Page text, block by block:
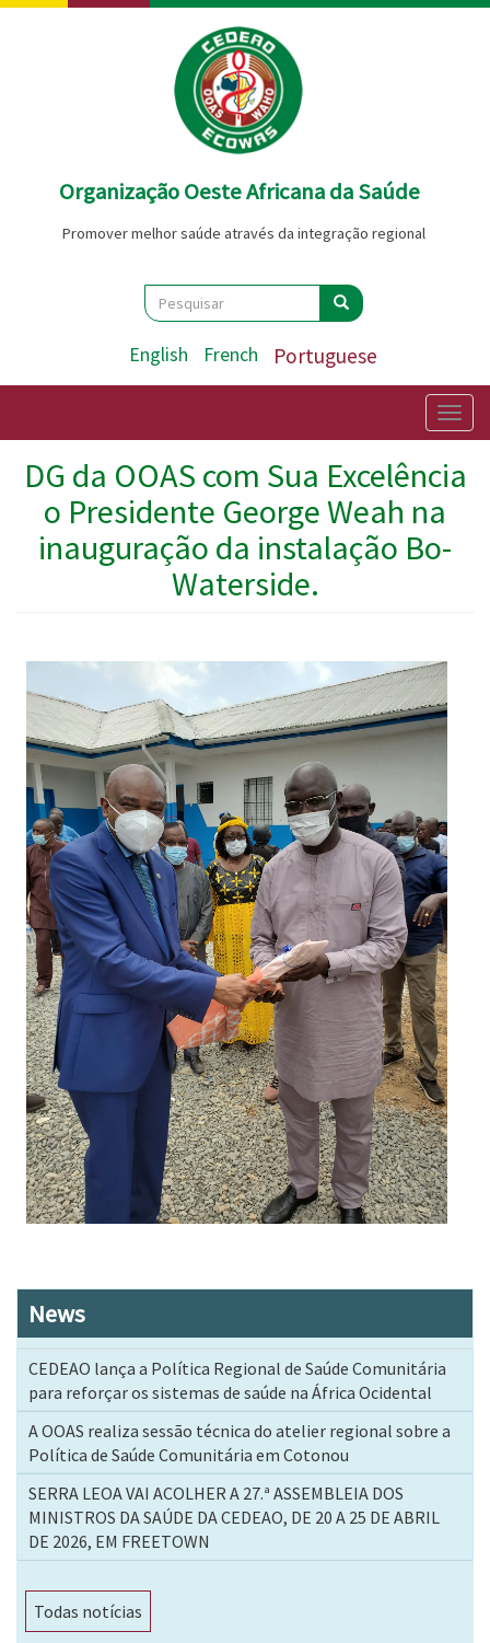
Passar
Organização Oeste Africana da Saúde
Promover melhor saúde através da integração regional
Search
Pesquisar Pesquisar
English French Portuguese
DG da OOAS com Sua Excelência
o Presidente George Weah na
inauguração da instalação Bo-
Waterside.
News
CEDEAO lança a Política Regional de Saúde Comunitária
para reforçar os sistemas de saúde na África Ocidental
A OOAS realiza sessão técnica do atelier regional sobre a
Política de Saúde Comunitária em Cotonou
SERRA LEOA VAI ACOLHER A 27.ª ASSEMBLEIA DOS
MINISTROS DA SAÚDE DA CEDEAO, DE 20 A 25 DE ABRIL
DE 2026, EM FREETOWN
Todas notícias